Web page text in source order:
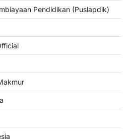
Pendidikan (Puslapdik)